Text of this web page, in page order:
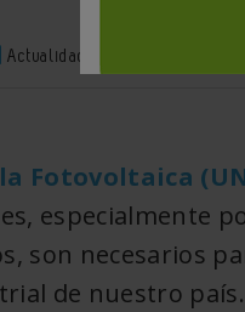
Actualidad
Fotovoltaica
especialmente
son necesarios
de nuestro país.